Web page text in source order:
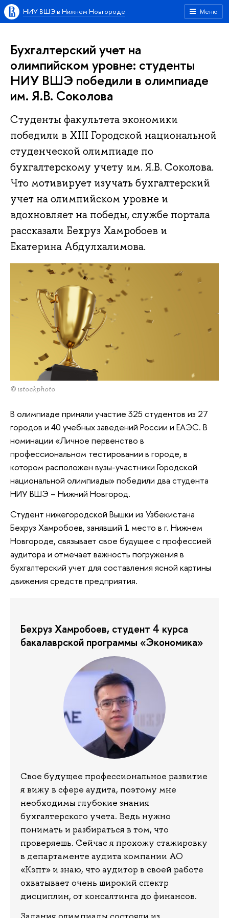
Меню
НИУ ВШЭ в Нижнем Новгороде
Бухгалтерский учет на
олимпийском уровне: студенты
НИУ ВШЭ победили в олимпиаде
им. Я.В. Соколова
Студенты факультета экономики
победили в XIII Городской национальной
студенческой олимпиаде по
бухгалтерскому учету им. Я.В. Соколова.
Что мотивирует изучать бухгалтерский
учет на олимпийском уровне и
вдохновляет на победы, службе портала
рассказали Бехруз Хамробоев и
Екатерина Абдулхалимова.
© istockphoto
В олимпиаде приняли участие 325 студентов из 27
городов и 40 учебных заведений России и ЕАЭС. В
номинации «Личное первенство в
профессиональном тестировании в городе, в
котором расположен вузы-участники Городской
национальной олимпиады» победили два студента
НИУ ВШЭ – Нижний Новгород.
Студент нижегородской Вышки из Узбекистана
Бехруз Хамробоев, занявший 1 место в г. Нижнем
Новгороде, связывает свое будущее с профессией
аудитора и отмечает важность погружения в
бухгалтерский учет для составления ясной картины
движения средств предприятия.
Бехруз Хамробоев, студент 4 курса
бакалаврской программы «Экономика»
Свое будущее профессиональное развитие
я вижу в сфере аудита, поэтому мне
необходимы глубокие знания
бухгалтерского учета. Ведь нужно
понимать и разбираться в том, что
проверяешь. Сейчас я прохожу стажировку
в департаменте аудита компании АО
«Кэпт» и знаю, что аудитор в своей работе
охватывает очень широкий спектр
дисциплин, от консалтинга до финансов.